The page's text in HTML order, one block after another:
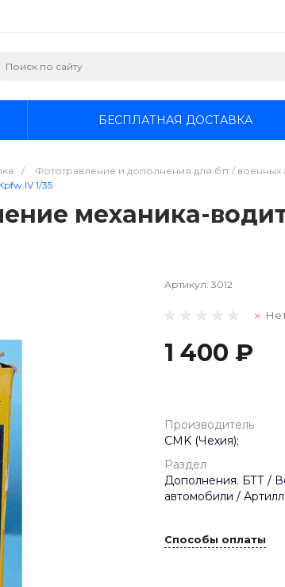
БЕСПЛАТНАЯ ДОСТАВКА
/ Фототравление и дополнения для бтт / военных
1/35
механика-
Артикул: 3012
1 400 ₽
Производитель
CMK (Чехия);
Раздел
Дополнения. БТТ /
автомобили /
Способы оплаты